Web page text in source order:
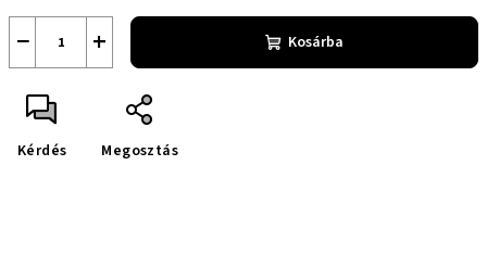
+
− Kosárba
Kérdés Megosztás